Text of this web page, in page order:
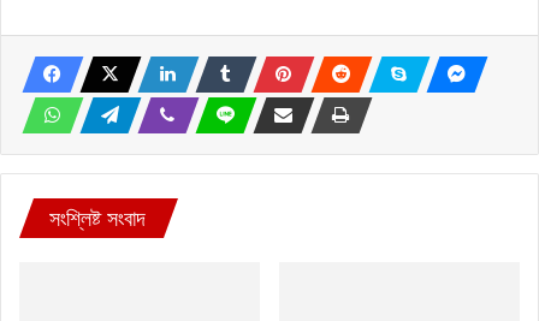
সংশ্লিষ্ট সংবাদ